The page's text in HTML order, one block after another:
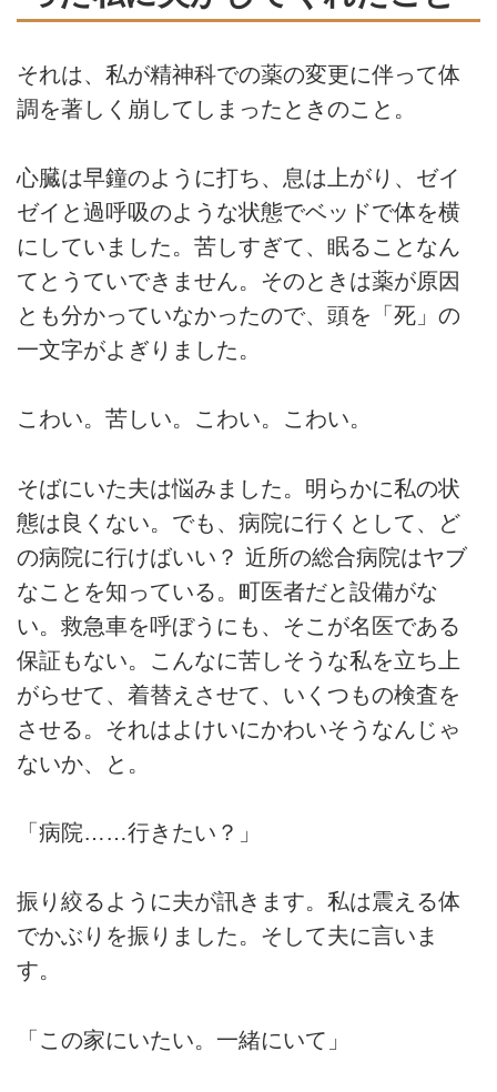
それは、私が精神科での薬の変更に伴って体
調を著しく崩してしまったときのこと。
心臓は早鐘のように打ち、息は上がり、ゼイ
ゼイと過呼吸のような状態でベッドで体を横
にしていました。苦しすぎて、眠ることなん
てとうていできません。そのときは薬が原因
とも分かっていなかったので、頭を「死」の
一文字がよぎりました。
こわい。苦しい。こわい。こわい。
そばにいた夫は悩みました。明らかに私の状
態は良くない。でも、病院に行くとして、ど
の病院に行けばいい？ 近所の総合病院はヤブ
なことを知っている。町医者だと設備がな
い。救急車を呼ぼうにも、そこが名医である
保証もない。こんなに苦しそうな私を立ち上
がらせて、着替えさせて、いくつもの検査を
させる。それはよけいにかわいそうなんじゃ
ないか、と。
「病院……行きたい？」
振り絞るように夫が訊きます。私は震える体
でかぶりを振りました。そして夫に言いま
す。
「この家にいたい。一緒にいて」